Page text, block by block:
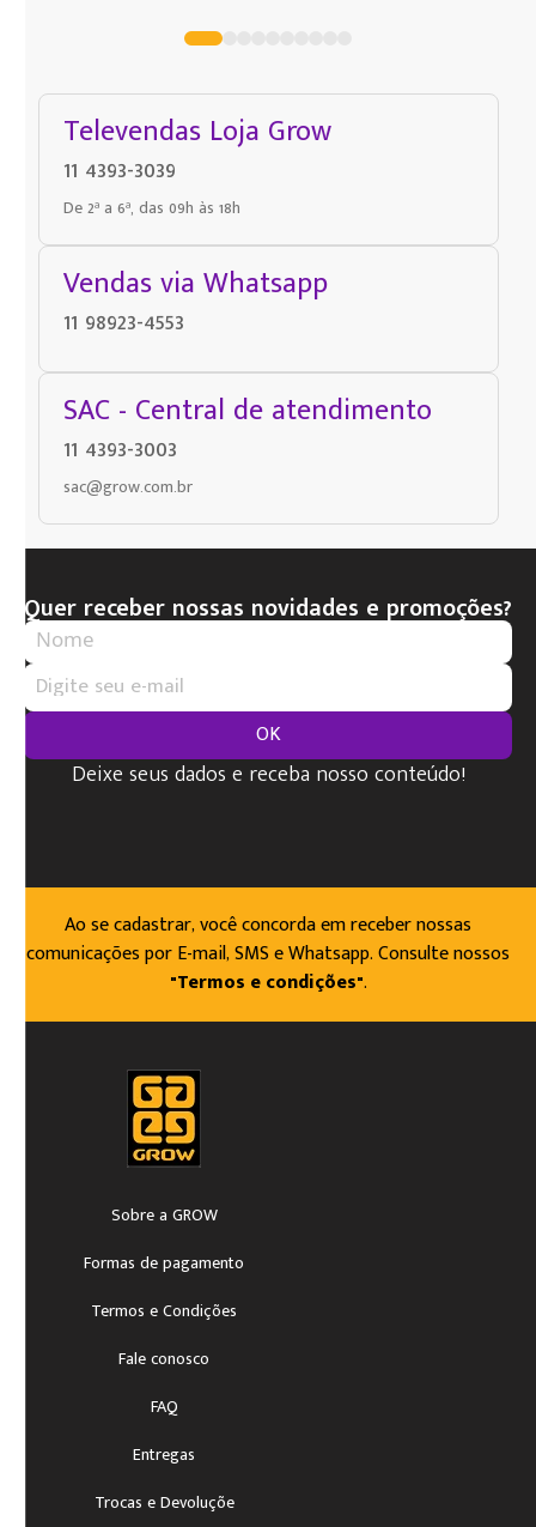
Televendas Loja Grow
11 4393-3039
De 2ª a 6ª, das 09h às 18h
Vendas via Whatsapp
11 98923-4553
SAC - Central de atendimento
11 4393-3003
sac@grow.com.br
Quer receber nossas novidades e promoções?
OK
Deixe seus dados e receba nosso conteúdo!
Ao se cadastrar, você concorda em receber nossas
comunicações por E-mail, SMS e Whatsapp. Consulte nossos
"Termos e condições".
Sobre a GROW
Formas de pagamento
Termos e Condições
Fale conosco
FAQ
Entregas
Trocas e Devoluçõe